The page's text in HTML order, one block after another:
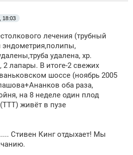
18:03
лечения (трубный
эндометрия,полипы,
удалена, хр.
лапары. В итоге-2 свежих
шоссе (ноябрь 2005
оба раза,
на 8 неделе один плод
живёт в пузе
Стивен Кинг отдыхает! Мы